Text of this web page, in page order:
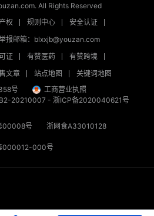
All Rights Reserved
权 规则中心
安全认证
报邮箱：blxxjb@youzan.com
证 有赞医药
有赞跨境
文章 站点地图
关键词地图
号
工商营业执照
20210007 - 浙ICP备2020040621号
00008号
浙网食A33010128
000012-000号